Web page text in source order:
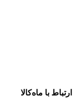
ارتباط با ماه‌کالا